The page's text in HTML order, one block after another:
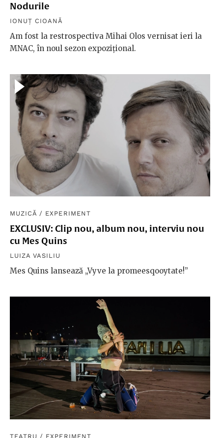
Nodurile
IONUȚ CIOANĂ
Am fost la restrospectiva Mihai Olos vernisat ieri la
MNAC, în noul sezon expozițional.
MUZICĂ / EXPERIMENT
EXCLUSIV: Clip nou, album nou, interviu nou
cu Mes Quins
LUIZA VASILIU
Mes Quins lansează „Vyve la promeesqooytate!”
TEATRU / EXPERIMENT